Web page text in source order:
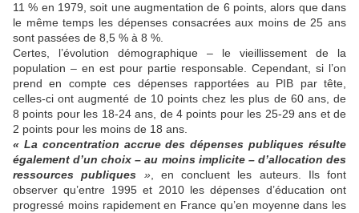
11 % en 1979, soit une augmentation de 6 points, alors que dans
le même temps les dépenses consacrées aux moins de 25 ans
sont passées de 8,5 % à 8 %.
Certes, l’évolution démographique – le vieillissement de la
population – en est pour partie responsable. Cependant, si l’on
prend en compte ces dépenses rapportées au PIB par tête,
celles-ci ont augmenté de 10 points chez les plus de 60 ans, de
8 points pour les 18-24 ans, de 4 points pour les 25-29 ans et de
2 points pour les moins de 18 ans.
« La concentration accrue des dépenses publiques résulte
également d’un choix – au moins implicite – d’allocation des
ressources publiques », en concluent les auteurs. Ils font
observer qu’entre 1995 et 2010 les dépenses d’éducation ont
progressé moins rapidement en France qu’en moyenne dans les